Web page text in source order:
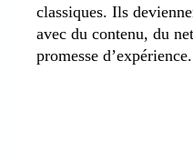
classiques. Ils
avec du contenu, du
promesse d’expérience.